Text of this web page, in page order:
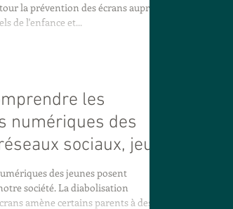
la prévention des écrans auprès
de l'enfance et...
les
numériques des
sociaux, jeux
des jeunes posent
société. La diabolisation
amène certains parents à des...